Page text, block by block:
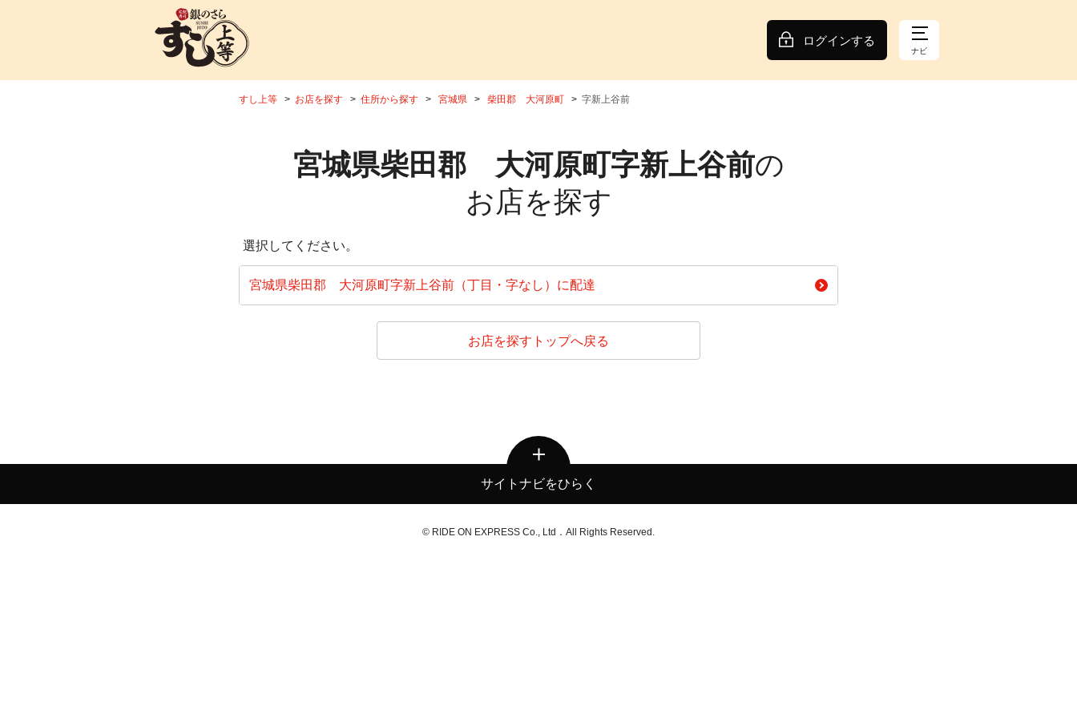
ログインする
ナビ
すし上等 お店を探す 住所から探す 宮城県 柴田郡 大河原町 字新上谷前
宮城県柴田郡 大河原町字新上谷前の
お店を探す
選択してください。
宮城県柴田郡 大河原町字新上谷前（丁目・字なし）に配達
お店を探すトップへ戻る
サイトナビをひらく
© RIDE ON EXPRESS Co., Ltd．All Rights Reserved.